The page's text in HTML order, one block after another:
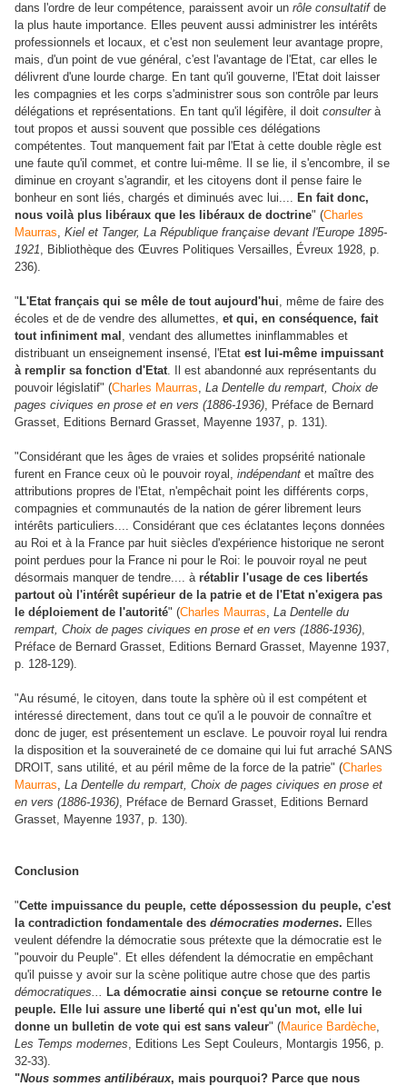
dans l'ordre de leur compétence, paraissent avoir un rôle consultatifde
la plus haute importance. Elles peuvent aussi administrer les intérêts
professionnels et locaux, et c'est non seulement leur avantage propre,
mais, d'un point de vue général, c'est l'avantage de l'Etat, car elles le
délivrent d'une lourde charge. En tant qu'il gouverne, l'Etat doit laisser
les compagnies et les corps s'administrer sous son contrôle par leurs
délégations et représentations. En tant qu'il légifère, il doit consulterà
tout propos et aussi souvent que possible ces délégations
compétentes. Tout manquement fait par l'Etat à cette double règle est
une faute qu'il commet, et contre lui-même. Il se lie, il s'encombre, il se
diminue en croyant s'agrandir, et les citoyens dont il pense faire le
bonheur en sont liés, chargés et diminués avec lui.... En fait donc,
nous voilà plus libéraux que les libéraux de doctrine" (Charles
Maurras, Kiel et Tanger, La République française devant l'Europe 1895-
1921, Bibliothèque des Œuvres Politiques Versailles, Évreux 1928, p.
236).
" L'Etat français qui se mêle de tout aujourd'hui, même de faire des
écoles et de de vendre des allumettes, et qui, en conséquence, fait
tout infiniment mal , vendant des allumettes ininflammables et
distribuant un enseignement insensé, l'Etat est lui-même impuissant
à remplir sa fonction d'Etat. Il est abandonné aux représentants du
pouvoir législatif" (Charles Maurras, La Dentelle du rempart, Choix de
pages civiques en prose et en vers (1886-1936), Préface de Bernard
Grasset, Editions Bernard Grasset, Mayenne 1937, p. 131).
"Considérant que les âges de vraies et solides propsérité nationale
furent en France ceux où le pouvoir royal, indépendant et maître des
attributions propres de l'Etat, n'empêchait point les différents corps,
compagnies et communautés de la nation de gérer librement leurs
intérêts particuliers.... Considérant que ces éclatantes leçons données
au Roi et à la France par huit siècles d'expérience historique ne seront
point perdues pour la France ni pour le Roi: le pouvoir royal ne peut
désormais manquer de tendre.... à rétablir l'usage de ces libertés
partout où l'intérêt supérieur de la patrie et de l'Etat n'exigera pas
le déploiement de l'autorité" (Charles Maurras, La Dentelle du
rempart, Choix de pages civiques en prose et en vers (1886-1936),
Préface de Bernard Grasset, Editions Bernard Grasset, Mayenne 1937,
p. 128-129).
"Au résumé, le citoyen, dans toute la sphère où il est compétent et
intéressé directement, dans tout ce qu'il a le pouvoir de connaître et
donc de juger, est présentement un esclave. Le pouvoir royal lui rendra
la disposition et la souveraineté de ce domaine qui lui fut arraché SANS
DROIT, sans utilité, et au péril même de la force de la patrie" (Charles
Maurras, La Dentelle du rempart, Choix de pages civiques en prose et
en vers (1886-1936), Préface de Bernard Grasset, Editions Bernard
Grasset, Mayenne 1937, p. 130).
Conclusion
"Cette impuissance du peuple, cette dépossession du peuple, c'est
la contradiction fondamentale des démocraties modernes. Elles
veulent défendre la démocratie sous prétexte que la démocratie est le
"pouvoir du Peuple". Et elles défendent la démocratie en empêchant
qu'il puisse y avoir sur la scène politique autre chose que des partis
démocratiques... La démocratie ainsi conçue se retourne contre le
peuple. Elle lui assure une liberté qui n'est qu'un mot, elle lui
donne un bulletin de vote qui est sans valeur" (Maurice Bardèche,
Les Temps modernes, Editions Les Sept Couleurs, Montargis 1956, p.
32-33).
"Nous sommes antilibéraux, mais pourquoi? Parce que nous